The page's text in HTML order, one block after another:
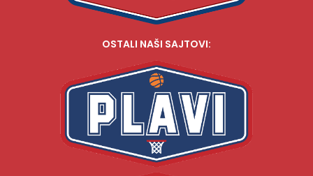
OSTALI NAŠI SAJTOVI: